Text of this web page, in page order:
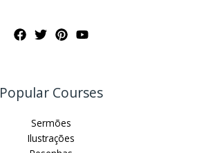
Popular Courses
Sermões
Ilustrações